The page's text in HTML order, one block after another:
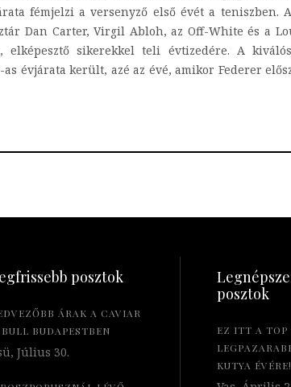
fémjelzi a versenyző első évét a teniszben.
Dan Carter, Virgil Abloh, az Off-White és a
sikerekkel teli évtizedére. A
évjárata került, azé az évé, amikor Federer
posztok
ÁRAK A CAVIAR
BUDAPESTBEN
Július 30.
posztok
EZ ITT A TOP
KUTYA ÉVÉRE!